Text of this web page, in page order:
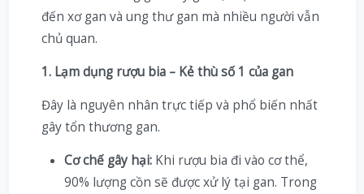
đến xơ gan và ung thư gan mà nhiều người vẫn
chủ quan.
1. Lạm dụng rượu bia – Kẻ thù số 1 của gan
Đây là nguyên nhân trực tiếp và phổ biến nhất
gây tổn thương gan.
Cơ chế gây hại:Khi rượu bia đi vào cơ thể,
90% lượng cồn sẽ được xử lý tại gan. Trong